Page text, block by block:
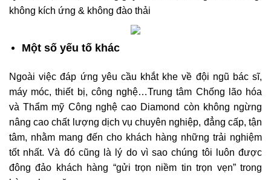
không kích ứng & không đào thải
Một số yếu tố khác
Ngoài việc đáp ứng yêu cầu khắt khe về đội ngũ bác sĩ,
máy móc, thiết bị, công nghệ…Trung tâm Chống lão hóa
và Thẩm mỹ Công nghệ cao Diamond còn không ngừng
nâng cao chất lượng dịch vụ chuyên nghiệp, đẳng cấp, tận
tâm, nhằm mang đến cho khách hàng những trải nghiệm
tốt nhất. Và đó cũng là lý do vì sao chúng tôi luôn được
đông đảo khách hàng “gửi trọn niềm tin trọn vẹn” trong